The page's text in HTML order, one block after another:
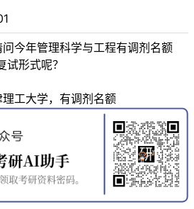
今年管理科学与工程有调剂名额
形式呢？
工大学，有调剂名额